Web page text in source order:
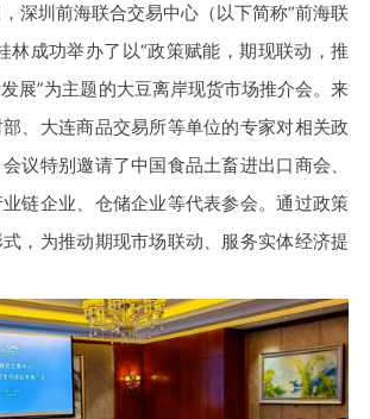
深圳前海联合交易中心（以下简称“前海联
林成功举办了以“政策赋能，期现联动，推
展”为主题的大豆离岸现货市场推介会。来
、大连商品交易所等单位的专家对相关政
议特别邀请了中国食品土畜进出口商会、
链企业、仓储企业等代表参会。通过政策
，为推动期现市场联动、服务实体经济提